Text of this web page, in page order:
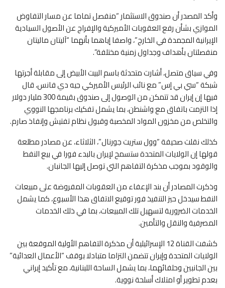
وأكد المصدر أن صندوق الاستثمار “منفصل تماما عن مسار التفاوض
الموازي بشأن رفع العقوبات الأميركية والإفراج عن الأصول السيادية
الإيرانية المجمدة في الخارج”، واصفا إياهما بأنهما “آليتان ماليتان
منفصلتان بأهداف وجداول زمنية مختلفة”.
وفي سياق متصل، أشارت متحدثة باسم البيت الأبيض إلى مقابلة أجرتها
شبكة “سي بي إس” مع نائب الرئيس الأميركي جيه دي فانس، قال
فيها إن إيران قد تتمكن من الوصول إلى صندوق بقيمة 300 مليار دولار
إذا التزمت باتفاق مع واشنطن، بما يشمل تفكيك برنامجها النووي
والتخلص من مخزون المواد المخصبة وقبول نظام تفتيش وإنفاذ صارم.
كذلك نقلت صحيفة “وول ستريت جورنال”، الثلاثاء، عن مصادر مطلعة
قولها إن الولايات المتحدة ستسمح لإيران بالبدء فورا في بيع النفط
والوقود بموجب مذكرة التفاهم التي توصل إليها الجانبان.
وذكرت المصادر أن بند الإعفاء من العقوبات المفروضة على مبيعات
النفط سيدخل حيز التنفيذ فور توقيع الاتفاق هذا الأسبوع، كما يشمل
الخدمات الضرورية لتسهيل تلك المبيعات، بما في ذلك الخدمات
المصرفية والنقل والتأمين.
كشفت القناة 12 الإسرائيلية أن مذكرة التفاهم الأولية الموقعة بين
الولايات المتحدة وإيران تتضمن التزاما متبادلا بوقف “الأعمال العدائية”
بين الجانبين وحلفائهما، بما يشمل الساحة اللبنانية، مع تأكيد إيراني
بعدم تطوير أو امتلاك أسلحة نووية.